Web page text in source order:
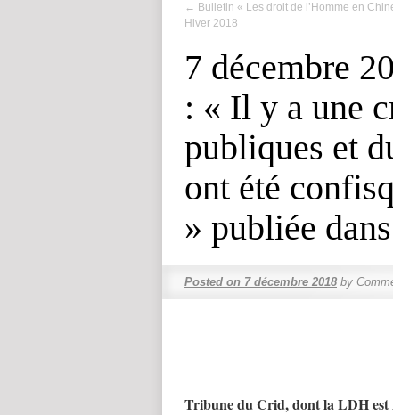
← Bulletin « Les droit de l’Homme en
Hiver 2018
7 décembre
: « Il y a une
publiques et
ont été
» publiée
Posted on 7 décembre 2018 by
Tribune du Crid, dont la LDH est